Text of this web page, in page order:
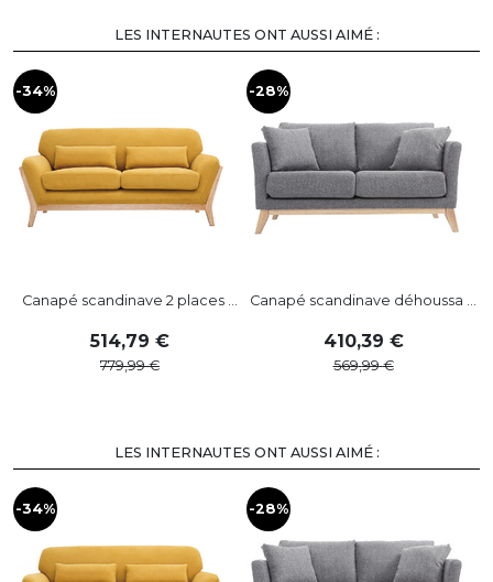
LES INTERNAUTES ONT AUSSI AIMÉ :
-34%
Canapé scandinave 2 places ...
514,79
779,99
-28%
Canapé scandinave déhoussa ...
410,39
569,99
LES INTERNAUTES ONT AUSSI AIMÉ :
-34% -28%